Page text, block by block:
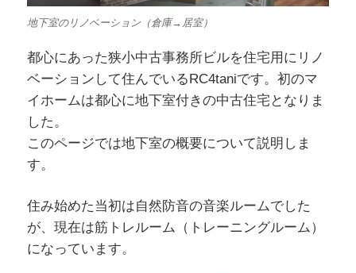
地下室のリノベーション（倉庫→居室）
都心にあった狭小中古事務所ビルを住宅用にリノ
ベーションして住んでいるRC4taniです。初のマ
イホームは都心に地下室付きの中古住宅となりま
した。
このページでは地下室の概要について説明しま
す。
住み始めた当初は自然防音の音楽ルームでした
が、現在は筋トレルーム（トレーニングルーム）
になっています。